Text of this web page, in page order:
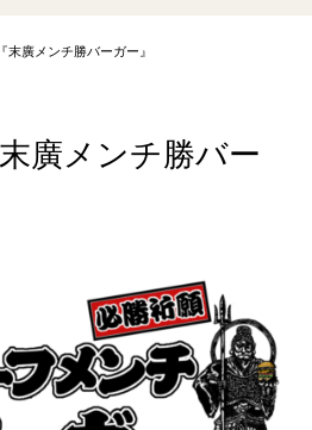
末廣メンチ勝バーガー』
廣メンチ勝バー